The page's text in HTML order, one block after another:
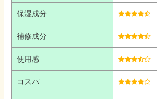
保湿成分
補修成分
使用感
コスパ